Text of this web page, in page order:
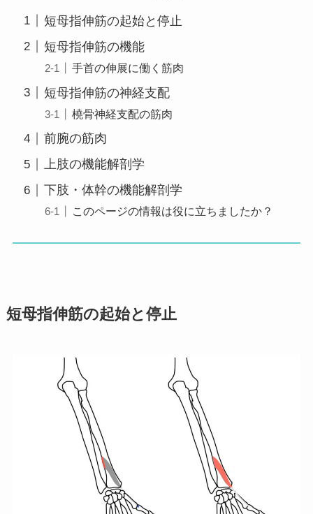
短母指伸筋の起始と停止
短母指伸筋の機能
手首の伸展に働く筋肉
短母指伸筋の神経支配
橈骨神経支配の筋肉
前腕の筋肉
上肢の機能解剖学
下肢・体幹の機能解剖学
このページの情報は役に立ちましたか？
短母指伸筋の起始と停止